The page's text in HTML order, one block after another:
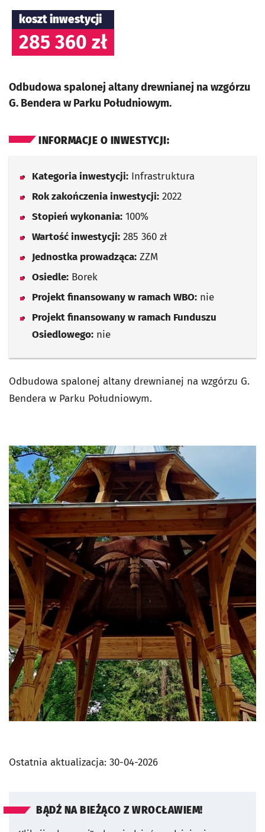
koszt inwestycji
285 360 zł
Odbudowa spalonej altany drewnianej na wzgórzu
G. Bendera w Parku Południowym.
INFORMACJE O INWESTYCJI:
Kategoria inwestycji: Infrastruktura
Rok zakończenia inwestycji: 2022
Stopień wykonania: 100%
Wartość inwestycji: 285 360 zł
Jednostka prowadząca: ZZM
Osiedle: Borek
Projekt finansowany w ramach WBO: nie
Projekt finansowany w ramach Funduszu
Osiedlowego: nie
Odbudowa spalonej altany drewnianej na wzgórzu G.
Bendera w Parku Południowym.
Ostatnia aktualizacja: 30-04-2026
BĄDŹ NA BIEŻĄCO Z WROCŁAWIEM!